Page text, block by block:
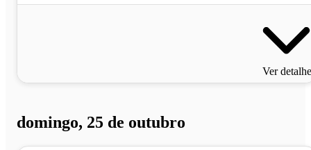
Ver
domingo, 25 de outubro